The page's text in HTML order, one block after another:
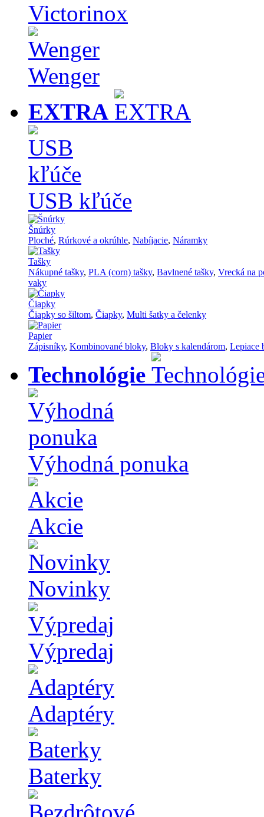
Victorinox
Wenger
EXTRA
USB kľúče
Šnúrky
Ploché, Rúrkové a okrúhle, Nabíjacie, Náramky
Tašky
Nákupné tašky, PLA (corn) tašky, Bavlnené tašky, Vrecká na
vaky
Čiapky
Čiapky so šiltom, Čiapky, Multi šatky a čelenky
Papier
Zápisníky, Kombinované bloky, Bloky s kalendárom, Lepiace
Technológie
Výhodná ponuka
Akcie
Novinky
Výpredaj
Adaptéry
Baterky